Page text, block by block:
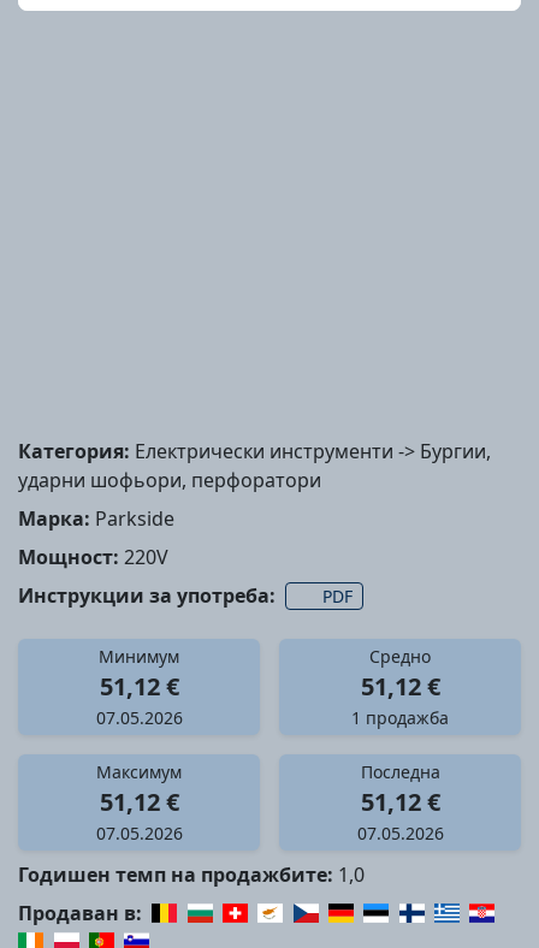
Категория: Електрически инструменти -> Бургии,
ударни шофьори, перфоратори
Марка: Parkside
Мощност: 220V
Инструкции за употреба:
PDF
Минимум
51,12 €
07.05.2026
Средно
51,12 €
1 продажба
Максимум
51,12 €
07.05.2026
Последна
51,12 €
07.05.2026
Годишен темп на продажбите: 1,0
Продаван в: